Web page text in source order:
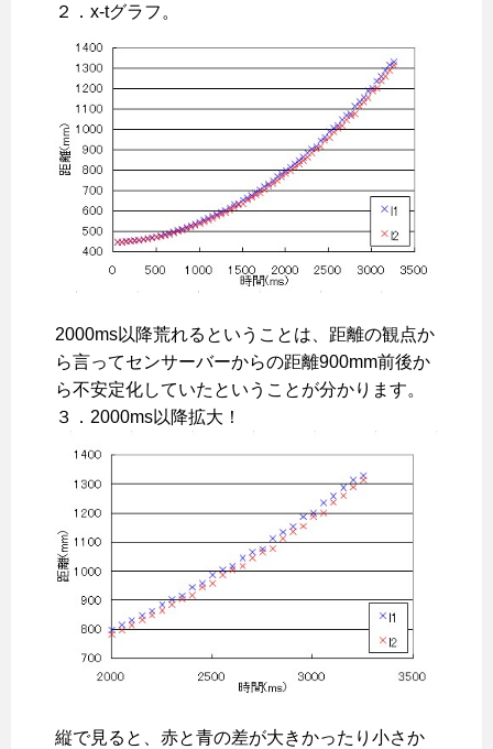
２．x-tグラフ。
2000ms以降荒れるということは、距離の観点か
ら言ってセンサーバーからの距離900mm前後か
ら不安定化していたということが分かります。
３．2000ms以降拡大！
縦で見ると、赤と青の差が大きかったり小さか